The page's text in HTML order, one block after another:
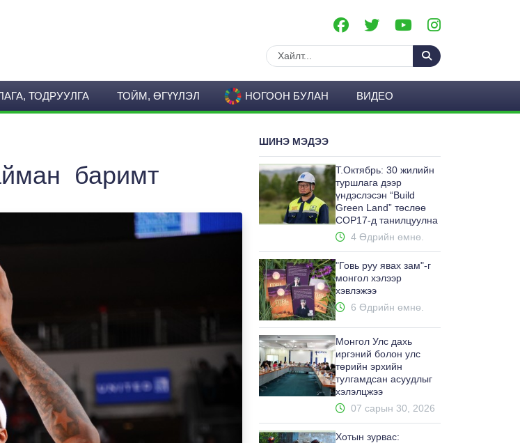
ТОДРУУЛГА ТОЙМ, ӨГҮҮЛЭЛ НОГООН БУЛАН ВИДЕО
баримт
ШИНЭ МЭДЭЭ
Т.Октябрь: 30 жилийн
туршлага дээр
үндэслэсэн “Build
Green Land” төслөө
COP17-д танилцуулна
4 Өдрийн өмнө.
"Говь руу явах зам"-г
монгол хэлээр
хэвлэжээ
6 Өдрийн өмнө.
Монгол Улс дахь
иргэний болон улс
төрийн эрхийн
тулгамдсан асуудлыг
хэлэлцжээ
07 сарын 30, 2026
Хотын зурвас: